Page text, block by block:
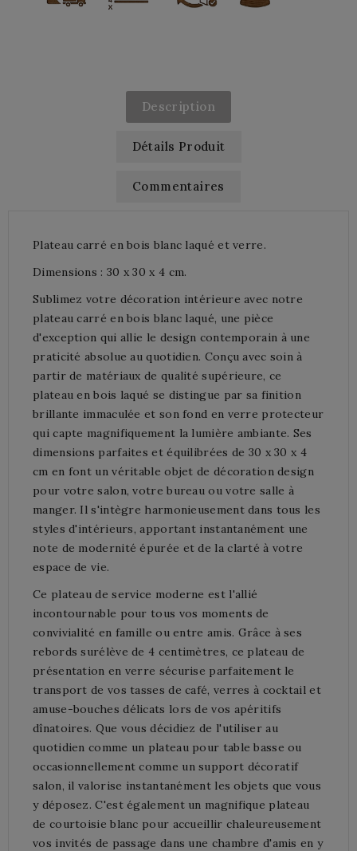
Description
Détails Produit
Commentaires
Plateau carré en bois blanc laqué et verre.
Dimensions : 30 x 30 x 4 cm.
Sublimez votre décoration intérieure avec notre
plateau carré en bois blanc laqué, une pièce
d'exception qui allie le design contemporain à une
praticité absolue au quotidien. Conçu avec soin à
partir de matériaux de qualité supérieure, ce
plateau en bois laqué se distingue par sa finition
brillante immaculée et son fond en verre protecteur
qui capte magnifiquement la lumière ambiante. Ses
dimensions parfaites et équilibrées de 30 x 30 x 4
cm en font un véritable objet de décoration design
pour votre salon, votre bureau ou votre salle à
manger. Il s'intègre harmonieusement dans tous les
styles d'intérieurs, apportant instantanément une
note de modernité épurée et de la clarté à votre
espace de vie.
Ce plateau de service moderne est l'allié
incontournable pour tous vos moments de
convivialité en famille ou entre amis. Grâce à ses
rebords surélève de 4 centimètres, ce plateau de
présentation en verre sécurise parfaitement le
transport de vos tasses de café, verres à cocktail et
amuse-bouches délicats lors de vos apéritifs
dînatoires. Que vous décidiez de l'utiliser au
quotidien comme un plateau pour table basse ou
occasionnellement comme un support décoratif
salon, il valorise instantanément les objets que vous
y déposez. C'est également un magnifique plateau
de courtoisie blanc pour accueillir chaleureusement
vos invités de passage dans une chambre d'amis en y